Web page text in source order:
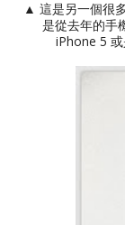
▲ 這是另一個很
是從去年的手
iPhone 5